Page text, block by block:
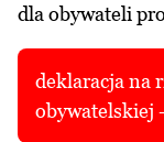
dla obywateli
deklaracja na
obywatelskiej